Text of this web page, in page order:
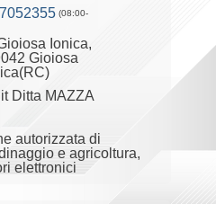
(08:00-
Ionica,
Gioiosa
Ditta MAZZA
autorizzata di
e agricoltura,
elettronici